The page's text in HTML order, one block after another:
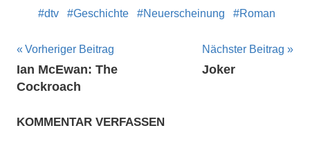
dtv Geschichte Neuerscheinung Roman
Beitragsnavigation
Vorheriger Beitrag
Ian McEwan: The
Cockroach
Nächster Beitrag
Joker
KOMMENTAR VERFASSEN